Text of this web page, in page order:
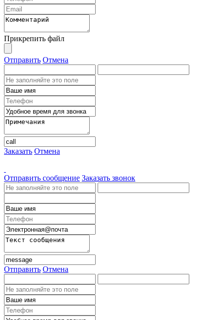
Прикрепить файл
Отправить Отмена
Заказать Отмена
Отправить сообщение Заказать звонок
Отправить Отмена